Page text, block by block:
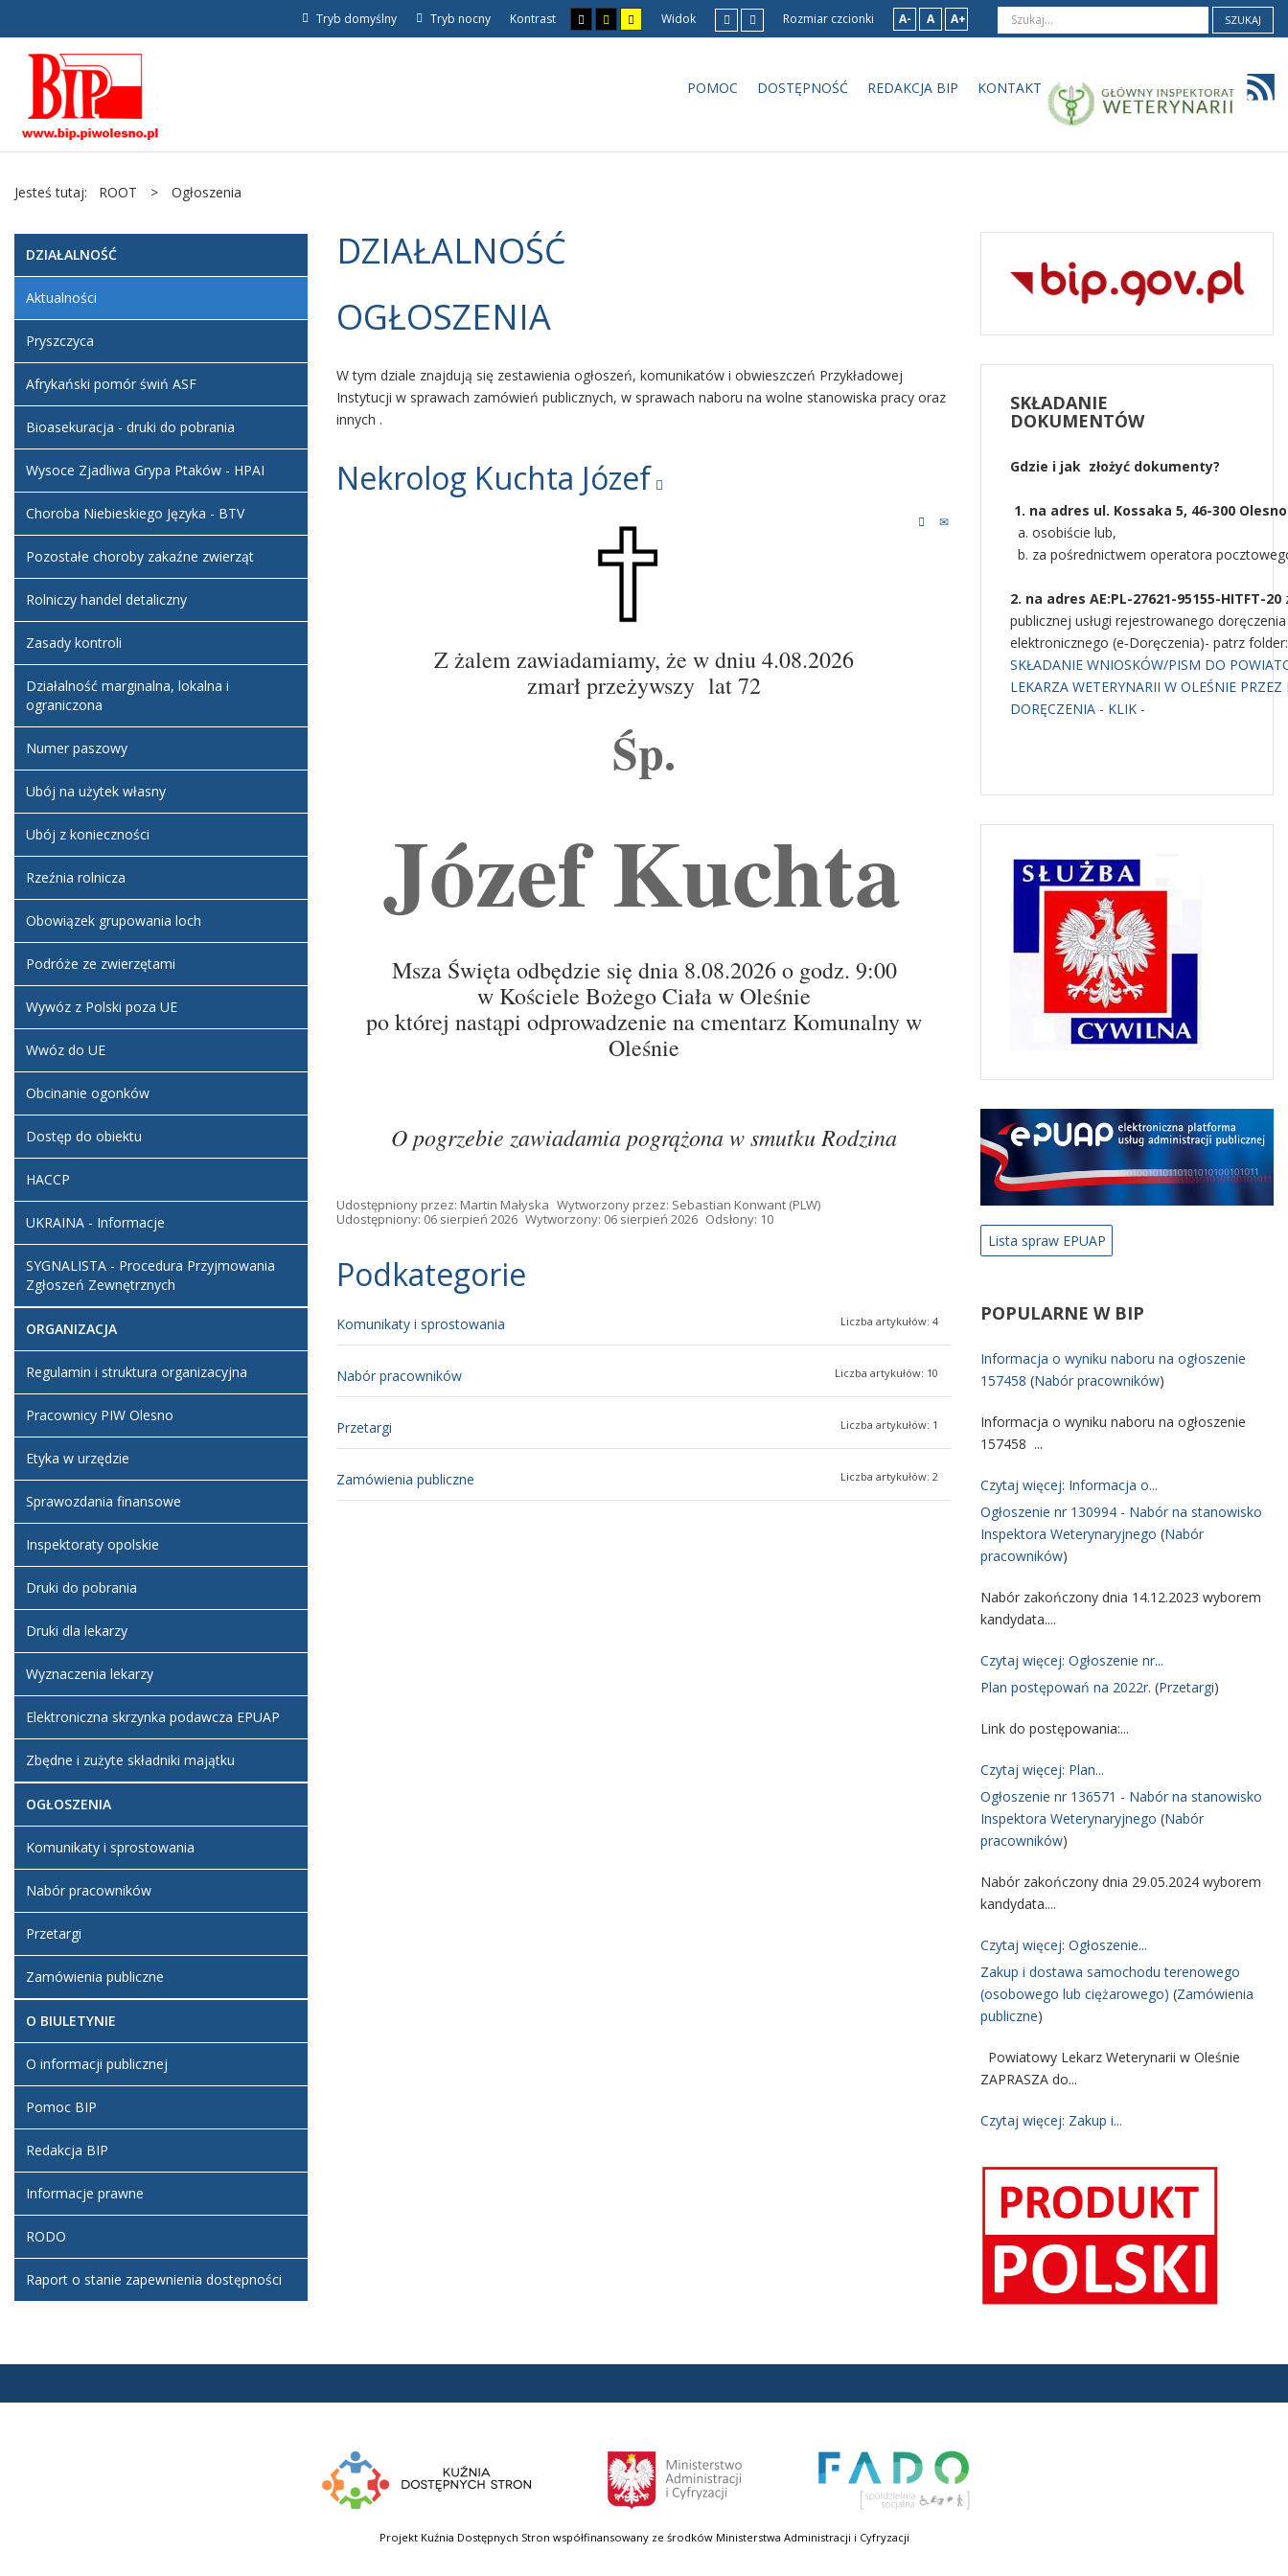
Tryb domyślny Tryb nocny Kontrast Widok Rozmiar czcionki A- A A+ SZUKAJ
POMOC DOSTĘPNOŚĆ REDAKCJA BIP KONTAKT
Jesteś tutaj: ROOT > Ogłoszenia
DZIAŁALNOŚĆ
OGŁOSZENIA
W tym dziale znajdują się zestawienia ogłoszeń, komunikatów i obwieszczeń Przykładowej
Instytucji w sprawach zamówień publicznych, w sprawach naboru na wolne stanowiska pracy oraz
innych .
Nekrolog Kuchta Józef
Z żalem zawiadamiamy, że w dniu 4.08.2026
zmarł przeżywszy lat 72
Śp.
Józef Kuchta
Msza Święta odbędzie się dnia 8.08.2026 o godz. 9:00
w Kościele Bożego Ciała w Oleśnie
po której nastąpi odprowadzenie na cmentarz Komunalny w
Oleśnie
O pogrzebie zawiadamia pogrążona w smutku Rodzina
Udostępniony przez: Martin Małyska Wytworzony przez: Sebastian Konwant (PLW)
Udostępniony: 06 sierpień 2026 Wytworzony: 06 sierpień 2026 Odsłony: 10
Podkategorie
Komunikaty i sprostowania Liczba artykułów: 4
Nabór pracowników Liczba artykułów: 10
Przetargi Liczba artykułów: 1
Zamówienia publiczne Liczba artykułów: 2
DZIAŁALNOŚĆ
Aktualności
Pryszczyca
Afrykański pomór świń ASF
Bioasekuracja - druki do pobrania
Wysoce Zjadliwa Grypa Ptaków - HPAI
Choroba Niebieskiego Języka - BTV
Pozostałe choroby zakaźne zwierząt
Rolniczy handel detaliczny
Zasady kontroli
Działalność marginalna, lokalna i
ograniczona
Numer paszowy
Ubój na użytek własny
Ubój z konieczności
Rzeźnia rolnicza
Obowiązek grupowania loch
Podróże ze zwierzętami
Wywóz z Polski poza UE
Wwóz do UE
Obcinanie ogonków
Dostęp do obiektu
HACCP
UKRAINA - Informacje
SYGNALISTA - Procedura Przyjmowania
Zgłoszeń Zewnętrznych
ORGANIZACJA
Regulamin i struktura organizacyjna
Pracownicy PIW Olesno
Etyka w urzędzie
Sprawozdania finansowe
Inspektoraty opolskie
Druki do pobrania
Druki dla lekarzy
Wyznaczenia lekarzy
Elektroniczna skrzynka podawcza EPUAP
Zbędne i zużyte składniki majątku
OGŁOSZENIA
Komunikaty i sprostowania
Nabór pracowników
Przetargi
Zamówienia publiczne
O BIULETYNIE
O informacji publicznej
Pomoc BIP
Redakcja BIP
Informacje prawne
RODO
Raport o stanie zapewnienia dostępności
SKŁADANIE
DOKUMENTÓW
Gdzie i jak złożyć dokumenty?
1. na adres ul. Kossaka 5, 46-300
a. osobiście lub,
b. za pośrednictwem operatora
2. na adres AE:PL-27621-95155-HITFT-20
publicznej usługi rejestrowanego doręczenia
elektronicznego (e‑Doręczenia)- patrz folder:
SKŁADANIE WNIOSKÓW/PISM DO
LEKARZA WETERYNARII W OLEŚNIE PRZEZ
DORĘCZENIA - KLIK -
Lista spraw EPUAP
POPULARNE W BIP
Informacja o wyniku naboru na ogłoszenie
157458 (Nabór pracowników)
Informacja o wyniku naboru na ogłoszenie
157458 ...
Czytaj więcej: Informacja o...
Ogłoszenie nr 130994 - Nabór na stanowisko
Inspektora Weterynaryjnego (Nabór
pracowników)
Nabór zakończony dnia 14.12.2023 wyborem
kandydata....
Czytaj więcej: Ogłoszenie nr...
Plan postępowań na 2022r. (Przetargi)
Link do postępowania:...
Czytaj więcej: Plan...
Ogłoszenie nr 136571 - Nabór na stanowisko
Inspektora Weterynaryjnego (Nabór
pracowników)
Nabór zakończony dnia 29.05.2024 wyborem
kandydata....
Czytaj więcej: Ogłoszenie...
Zakup i dostawa samochodu terenowego
(osobowego lub ciężarowego) (Zamówienia
publiczne)
Powiatowy Lekarz Weterynarii w Oleśnie
ZAPRASZA do...
Czytaj więcej: Zakup i...
Projekt Kuźnia Dostępnych Stron współfinansowany ze środków Ministerstwa Administracji i Cyfryzacji